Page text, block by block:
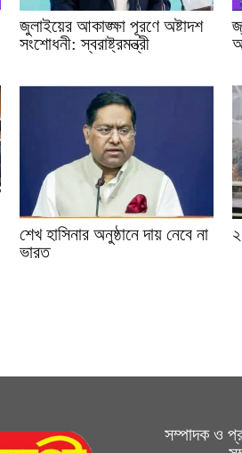
জুলাইয়ের আকাঙ্ক্ষা পূরণে অষ্টাদশ
সংশোধনী: স্বরাষ্ট্রমন্ত্রী
শেখ হাসিনার অনুষ্ঠানে দায় নেবে না
ভারত
সম্পাদক ও